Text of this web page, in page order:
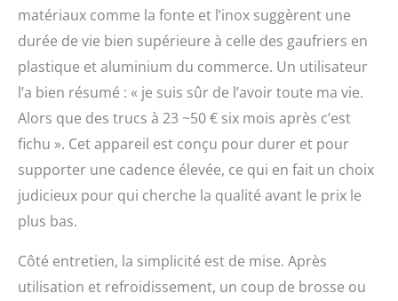
matériaux comme la fonte et l’inox suggèrent une
durée de vie bien supérieure à celle des gaufriers en
plastique et aluminium du commerce. Un utilisateur
l’a bien résumé : « je suis sûr de l’avoir toute ma vie.
Alors que des trucs à 23 ~50 € six mois après c’est
fichu ». Cet appareil est conçu pour durer et pour
supporter une cadence élevée, ce qui en fait un choix
judicieux pour qui cherche la qualité avant le prix le
plus bas.
Côté entretien, la simplicité est de mise. Après
utilisation et refroidissement, un coup de brosse ou